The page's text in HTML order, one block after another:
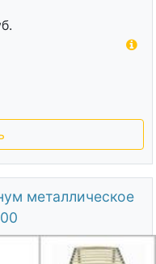
металлическое